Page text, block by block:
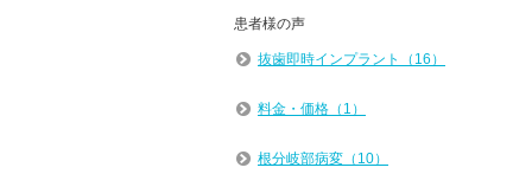
患者様の声
抜歯即時インプラント（16）
料金・価格（1）
根分岐部病変（10）